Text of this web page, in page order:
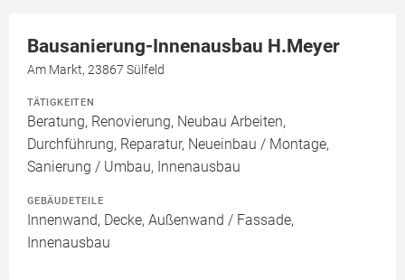
Bausanierung-Innenausbau H.Meyer
Am Markt, 23867 Sülfeld
TÄTIGKEITEN
Beratung, Renovierung, Neubau Arbeiten,
Durchführung, Reparatur, Neueinbau / Montage,
Sanierung / Umbau, Innenausbau
GEBÄUDETEILE
Innenwand, Decke, Außenwand / Fassade,
Innenausbau